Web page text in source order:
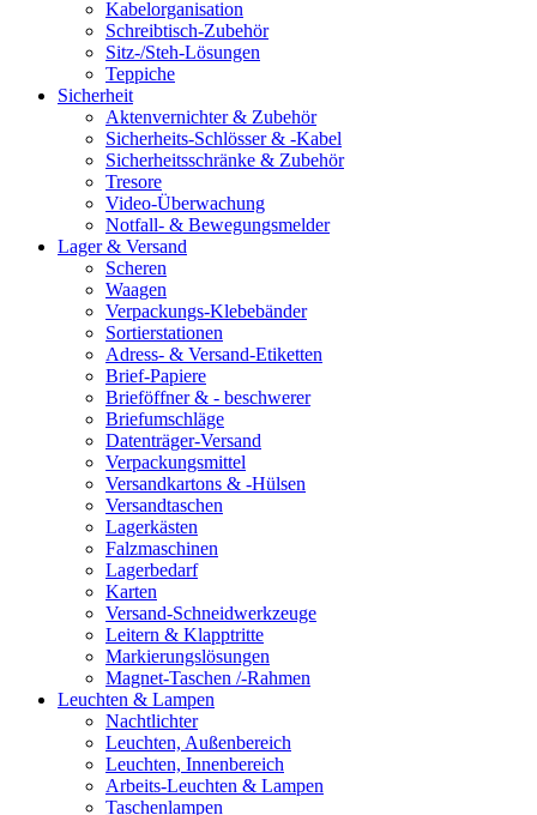
Kabelorganisation
Schreibtisch-Zubehör
Sitz-/Steh-Lösungen
Teppiche
Sicherheit
Aktenvernichter & Zubehör
Sicherheits-Schlösser & -Kabel
Sicherheitsschränke & Zubehör
Tresore
Video-Überwachung
Notfall- & Bewegungsmelder
Lager & Versand
Scheren
Waagen
Verpackungs-Klebebänder
Sortierstationen
Adress- & Versand-Etiketten
Brief-Papiere
Brieföffner & - beschwerer
Briefumschläge
Datenträger-Versand
Verpackungsmittel
Versandkartons & -Hülsen
Versandtaschen
Lagerkästen
Falzmaschinen
Lagerbedarf
Karten
Versand-Schneidwerkzeuge
Leitern & Klapptritte
Markierungslösungen
Magnet-Taschen /-Rahmen
Leuchten & Lampen
Nachtlichter
Leuchten, Außenbereich
Leuchten, Innenbereich
Arbeits-Leuchten & Lampen
Taschenlampen